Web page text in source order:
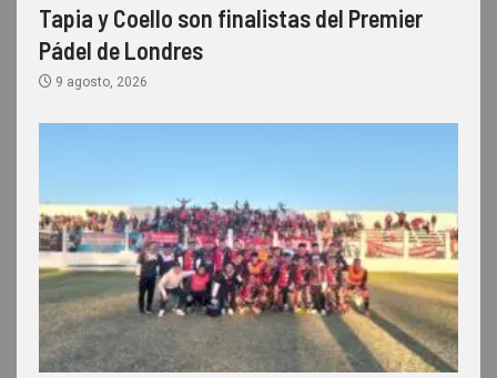
Tapia y Coello son finalistas del Premier
Pádel de Londres
9 agosto, 2026